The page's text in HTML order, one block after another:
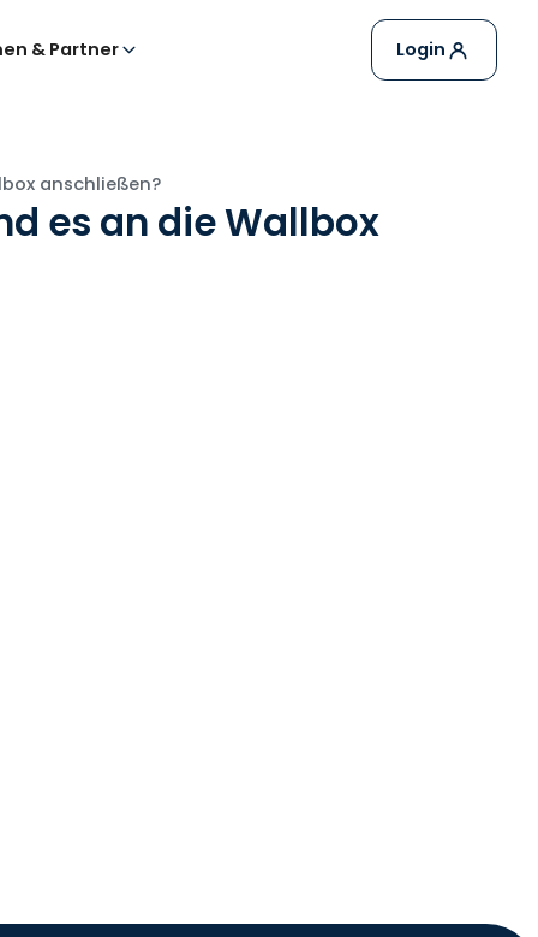
& Partner Login
anschließen?
es an die Wallbox